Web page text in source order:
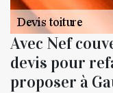
Avec Nef
devis pour
proposer à